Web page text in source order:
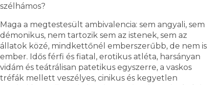
szélhámos?
Maga a megtestesült ambivalencia: sem angyali, sem
démonikus, nem tartozik sem az istenek, sem az
állatok közé, mindkettőnél emberszerűbb, de nem is
ember. Idős férfi és fiatal, erotikus atléta, harsányan
vidám és teátrálisan patetikus egyszerre, a vaskos
tréfák mellett veszélyes, cinikus és kegyetlen